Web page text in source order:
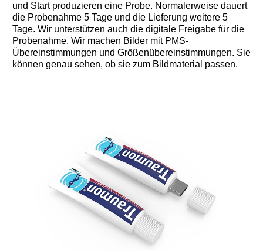
und Start produzieren eine Probe. Normalerweise dauert
die Probenahme 5 Tage und die Lieferung weitere 5
Tage. Wir unterstützen auch die digitale Freigabe für die
Probenahme. Wir machen Bilder mit PMS-
Übereinstimmungen und Größenübereinstimmungen. Sie
können genau sehen, ob sie zum Bildmaterial passen.